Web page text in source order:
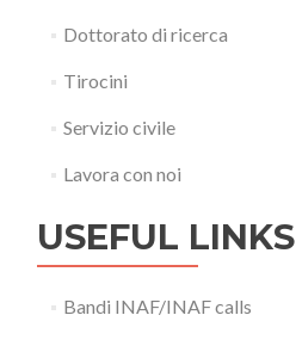
Dottorato di ricerca
Tirocini
Servizio civile
Lavora con noi
USEFUL LINKS
Bandi INAF/INAF calls